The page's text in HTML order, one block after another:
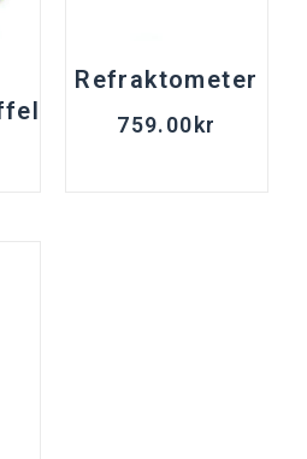
Refraktometer
759.00kr